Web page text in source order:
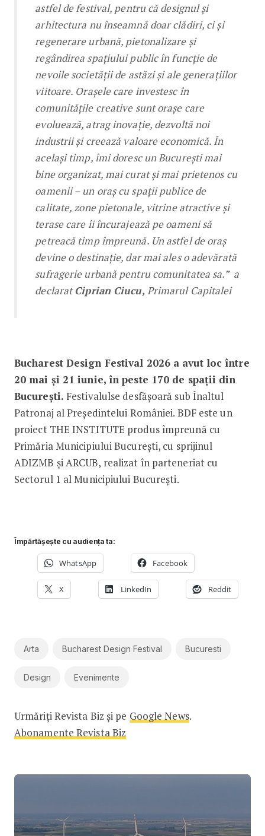
astfel de festival, pentru că designul și
arhitectura nu înseamnă doar clădiri, ci și
regenerare urbană, pietonalizare și
regândirea spațiului public în funcție de
nevoile societății de astăzi și ale generațiilor
viitoare. Orașele care investesc în
comunitățile creative sunt orașe care
evoluează, atrag inovație, dezvoltă noi
industrii și creează valoare economică. În
același timp, îmi doresc un București mai
bine organizat, mai curat și mai prietenos cu
oamenii – un oraș cu spații publice de
calitate, zone pietonale, vitrine atractive și
terase care îi încurajează pe oameni să
petreacă timp împreună. Un astfel de oraș
devine o destinație, dar mai ales o adevărată
sufragerie urbană pentru comunitatea sa.” a
declaratCiprian Ciucu,Primarul Capitalei
Bucharest Design Festival 2026 a avut loc între
20 mai şi 21 iunie, în peste 170 de spații din
Bucureşti. Festivalulse desfăşoară sub Înaltul
Patronaj al Preşedintelui României. BDF este un
proiect THE INSTITUTE produs împreună cu
Primăria Municipiului Bucureşti, cu sprijinul
ADIZMB şi ARCUB, realizat în parteneriat cu
Sectorul 1 al Municipiului Bucureşti.
Împărtășește cu audiența ta:
WhatsApp Facebook
X LinkedIn Reddit
Arta Bucharest Design Festival Bucuresti
Design Evenimente
Urmăriți Revista Biz și pe Google News.
Abonamente Revista Biz